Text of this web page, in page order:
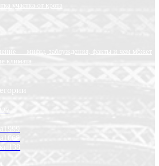
участка от крота
— мифы, заблуждения, факты и чем может
климата
1999
1068